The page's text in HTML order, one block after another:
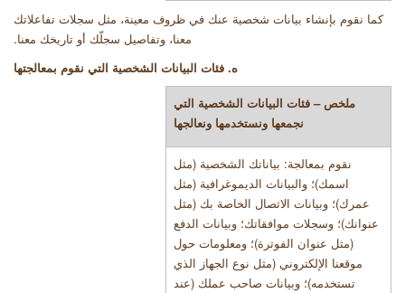
كما نقوم بإنشاء بيانات شخصية عنك في ظروف معينة، مثل سجلات تفاعلاتك
معنا، وتفاصيل سجلّك أو تاريخك معنا.
ه. فئات البيانات الشخصية التي نقوم بمعالجتها
ملخص – فئات البيانات الشخصية التي
نجمعها ونستخدمها ونعالجها
نقوم بمعالجة: بياناتك الشخصية (مثل
اسمك)؛ والبيانات الديموغرافية (مثل
عمرك)؛ وبيانات الاتصال الخاصة بك (مثل
عنوانك)؛ وسجلات موافقاتك؛ وبيانات الدفع
(مثل عنوان الفوترة)؛ ومعلومات حول
موقعنا الإلكتروني (مثل نوع الجهاز الذي
تستخدمه)؛ وبيانات صاحب عملك (عند